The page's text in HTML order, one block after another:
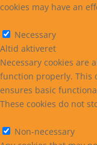
cookies may have an
Necessary
Altid aktiveret
Necessary cookies are
function properly. This
ensures basic
These cookies do not
Non-necessary